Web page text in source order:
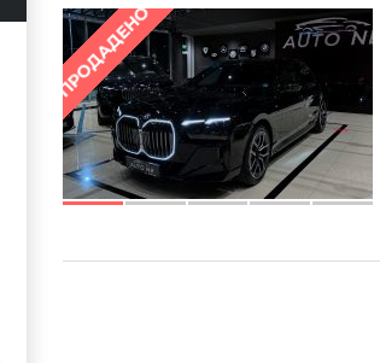
ПРОДАДЕНО